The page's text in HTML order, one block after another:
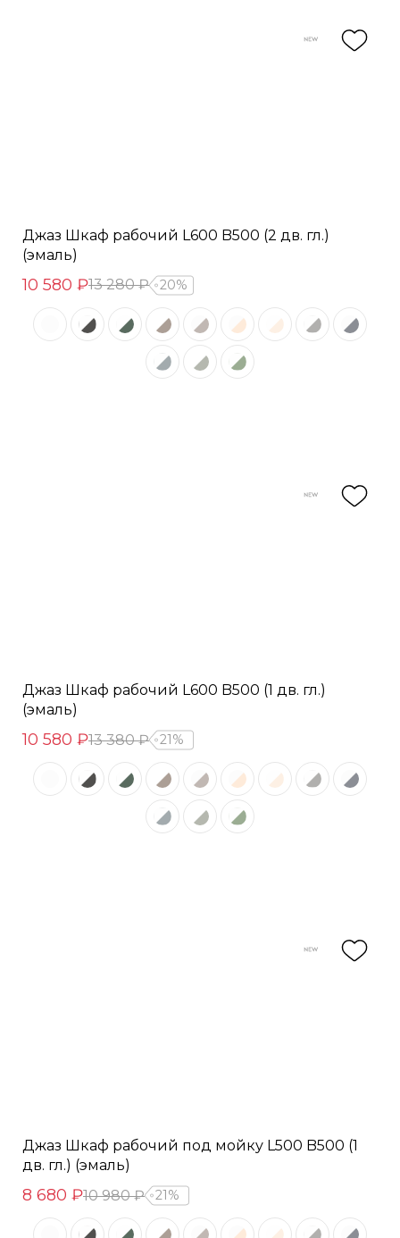
Джаз Шкаф рабочий L600 B500 (2 дв. гл.)
(эмаль)
10 580 ₽13 280 ₽ 20%
Джаз Шкаф рабочий L600 B500 (1 дв. гл.)
(эмаль)
10 580 ₽13 380 ₽ 21%
Джаз Шкаф рабочий под мойку L500 B500 (1
дв. гл.) (эмаль)
8 680 ₽10 980 ₽ 21%